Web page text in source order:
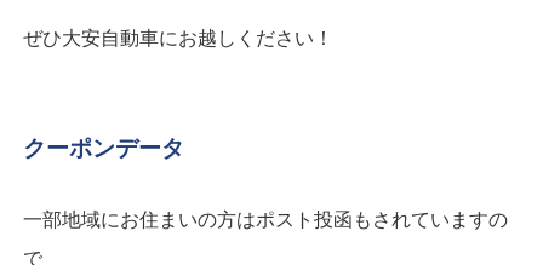
ぜひ大安自動車にお越しください！
クーポンデータ
一部地域にお住まいの方はポスト投函もされていますの
で